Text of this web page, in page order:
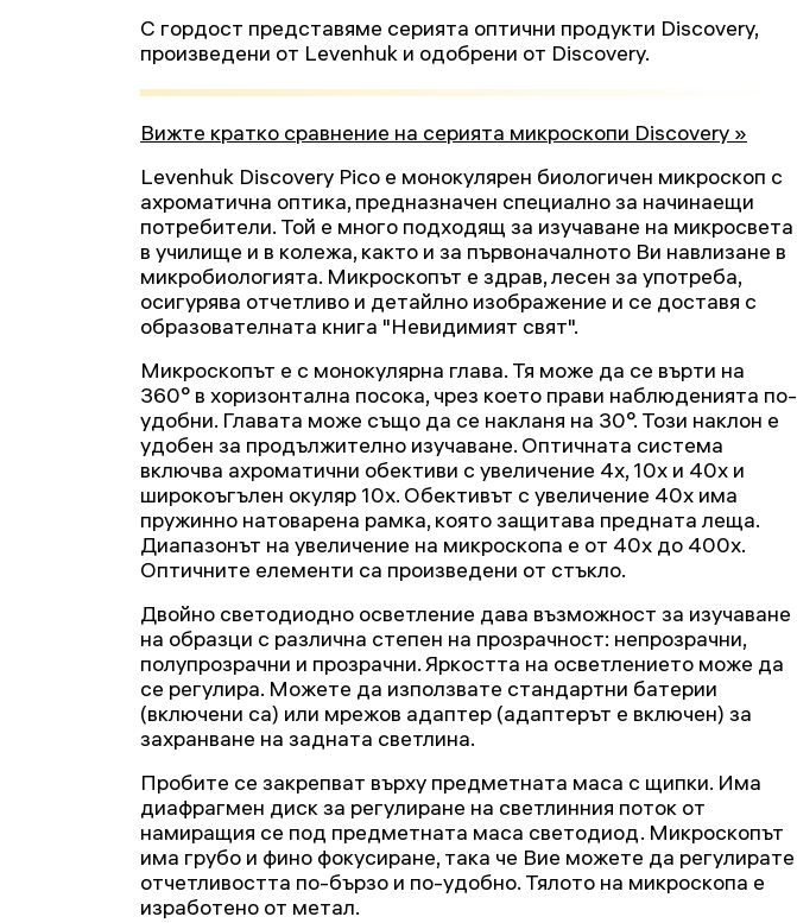
С гордост представяме серията оптични продукти Discovery,
произведени от Levenhuk и одобрени от Discovery.
Вижте кратко сравнение на серията микроскопи Discovery »
Levenhuk Discovery Pico е монокулярен биологичен микроскоп с
ахроматична оптика, предназначен специално за начинаещи
потребители. Той е много подходящ за изучаване на микросвета
в училище и в колежа, както и за първоначалното Ви навлизане в
микробиологията. Микроскопът е здрав, лесен за употреба,
осигурява отчетливо и детайлно изображение и се доставя с
образователната книга "Невидимият свят".
Микроскопът е с монокулярна глава. Тя може да се върти на
360° в хоризонтална посока, чрез което прави наблюденията по-
удобни. Главата може също да се накланя на 30°. Този наклон е
удобен за продължително изучаване. Оптичната система
включва ахроматични обективи с увеличение 4x, 10x и 40x и
широкоъгълен окуляр 10х. Обективът с увеличение 40x има
пружинно натоварена рамка, която защитава предната леща.
Диапазонът на увеличение на микроскопа е от 40x до 400x.
Оптичните елементи са произведени от стъкло.
Двойно светодиодно осветление дава възможност за изучаване
на образци с различна степен на прозрачност: непрозрачни,
полупрозрачни и прозрачни. Яркостта на осветлението може да
се регулира. Можете да използвате стандартни батерии
(включени са) или мрежов адаптер (адаптерът е включен) за
захранване на задната светлина.
Пробите се закрепват върху предметната маса с щипки. Има
диафрагмен диск за регулиране на светлинния поток от
намиращия се под предметната маса светодиод. Микроскопът
има грубо и фино фокусиране, така че Вие можете да регулирате
отчетливостта по-бързо и по-удобно. Тялото на микроскопа е
изработено от метал.